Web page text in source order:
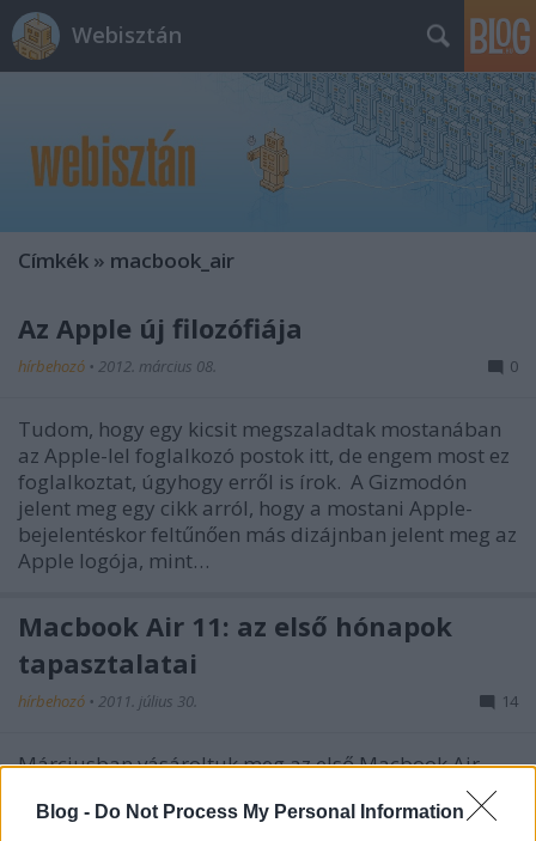
Blog - Do Not Process My Personal Information
Webisztán
Címkék » macbook_air
Az Apple új filozófiája
hírbehozó • 2012. március 08. 0
Tudom, hogy egy kicsit megszaladtak mostanában
az Apple-lel foglalkozó postok itt, de engem most ez
foglalkoztat, úgyhogy erről is írok. A Gizmodón
jelent meg egy cikk arról, hogy a mostani Apple-
bejelentéskor feltűnően más dizájnban jelent meg az
Apple logója, mint…
Macbook Air 11: az első hónapok
tapasztalatai
hírbehozó • 2011. július 30. 14
Márciusban vásároltuk meg az első Macbook Air-
ünket, majd áprilisban vettünk egy másikat is. Miért
vettünk ilyen gyorsan kettőt, miért nem vártuk meg